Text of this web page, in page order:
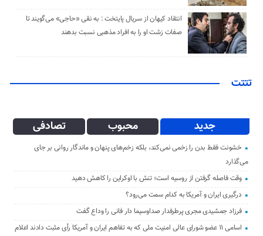
انتقاد کیهان از سریال پایتخت : به نقی «حاجی» می‌گویند تا
صفات زشت او را به افراد مذهبی نسبت بدهند
تتتت
جدید محبوب تصادفی
خشونت فقط بدن را زخمی نمی‌کند، بلکه زخم‌های پنهان و ماندگار روانی بر جای
می‌گذارد
وقت فاصله گرفتن از روسیه است؛ تنش با اوکراین را کاهش دهید
درگیری ایران و آمریکا به کدام سمت می‌رود؟
فرزاد جمشیدی مجری پرطرفدار صداوسیما دار فانی را وداع گفت
اسامی ۱۱ عضو شورای عالی امنیت ملی که به تفاهم ایران و آمریکا رأی مثبت دادند اعلام